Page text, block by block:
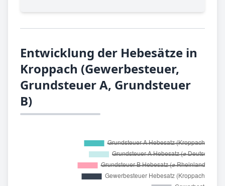
Entwicklung der Hebesätze in
Kroppach (Gewerbesteuer,
Grundsteuer A, Grundsteuer
B)